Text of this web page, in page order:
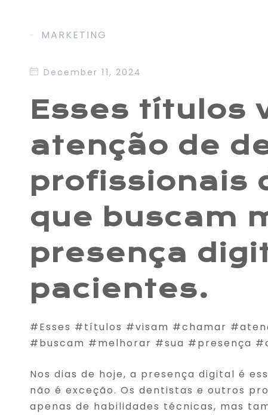
MARKETING
December 11, 2024
Esses títulos
atenção de
profissionais
que buscam
presença
pacientes.
#Esses #títulos #visam #chamar
#buscam #melhorar #sua #presença
Nos dias de hoje, a presença digital é
não é exceção. Os dentistas e outros
apenas de habilidades técnicas, mas